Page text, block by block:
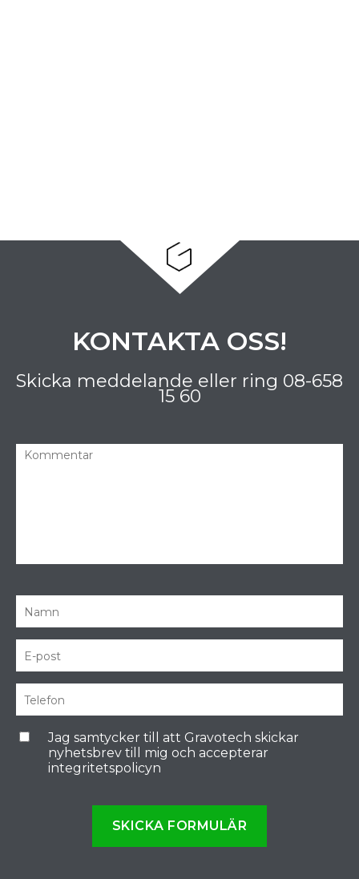
KONTAKTA OSS!
Skicka meddelande eller ring 08-658
15 60
Jag samtycker till att Gravotech skickar
nyhetsbrev till mig och accepterar
integritetspolicyn
SKICKA FORMULÄR